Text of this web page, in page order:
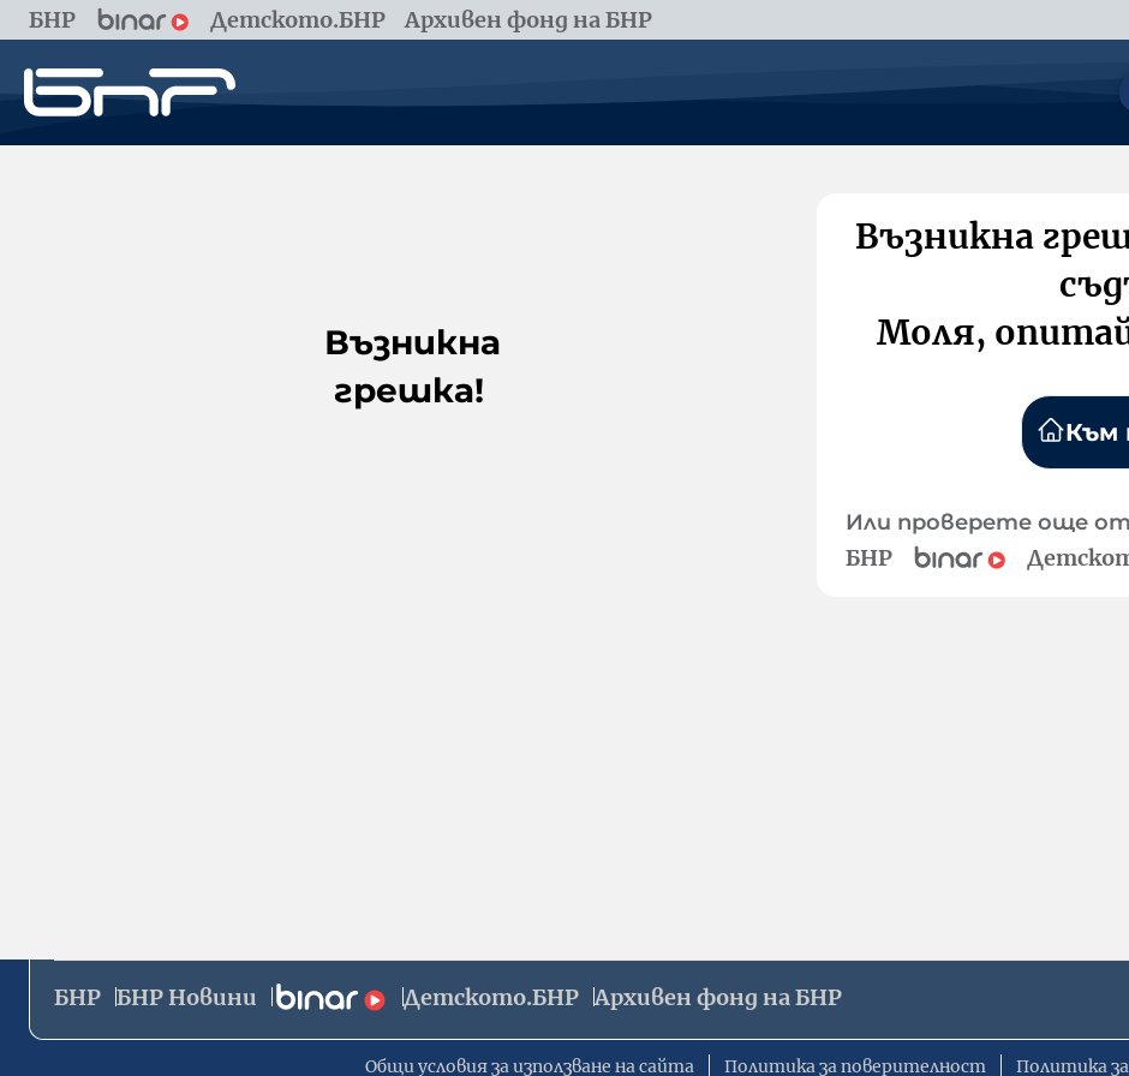
БНР Детското.БНР Архивен фонд на БНР
Възникна
грешка!
Възникна
Моля,
Към
Или проверете още
БНР
БНР БНР Новини Детското.БНР Архивен фонд на БНР
Общи условия за използване на сайта Политика за поверителност Политика